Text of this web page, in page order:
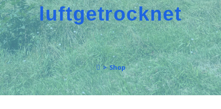
luftgetrocknet
> Shop